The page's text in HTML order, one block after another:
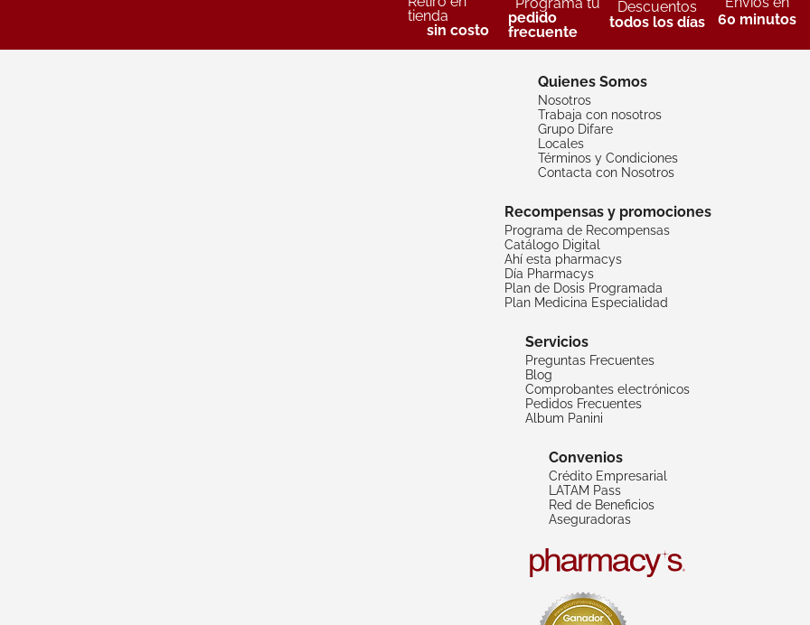
tienda
sin costo
pedido
frecuente
Descuentos
todos los días
60 minutos
Quienes Somos
Nosotros
Trabaja con nosotros
Grupo Difare
Locales
Términos y Condiciones
Contacta con Nosotros
Recompensas y promociones
Programa de Recompensas
Catálogo Digital
Ahí esta pharmacys
Día Pharmacys
Plan de Dosis Programada
Plan Medicina Especialidad
Servicios
Preguntas Frecuentes
Blog
Comprobantes electrónicos
Pedidos Frecuentes
Album Panini
Convenios
Crédito Empresarial
LATAM Pass
Red de Beneficios
Aseguradoras